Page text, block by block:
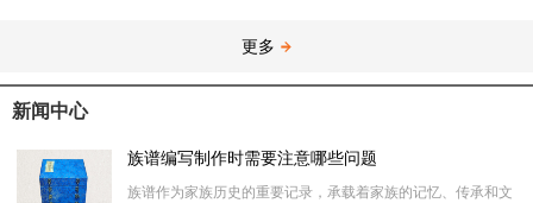
更多
新闻中心
族谱编写制作时需要注意哪些问题
族谱作为家族历史的重要记录，承载着家族的记忆、传承和文